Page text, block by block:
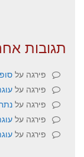
תגובות
פירגה על
פירגה על
פירגה על
פירגה על
פירגה על